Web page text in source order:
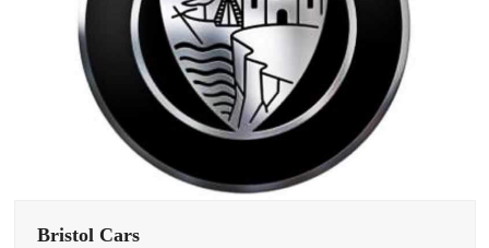
Bristol Cars